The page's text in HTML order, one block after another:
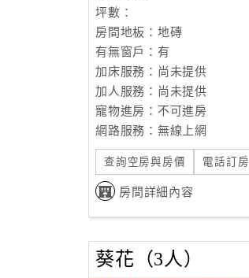
坪數：
房間地板：地磚
有無窗戶：有
加床服務：尚未提供
加人服務：尚未提供
寵物進房：不可進房
網路服務：無線上網
查詢空房與房價 電話訂房
房間詳細內容
葵花（3人）